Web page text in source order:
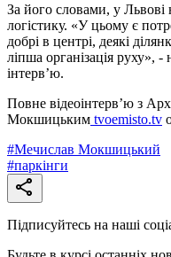
За його словами, у Львові
логістику. «У цьому є
добрі в центрі, деякі
ліпша організація
інтерв’ю.
Повне відеоінтерв’ю з
Мокшицьким tvoemisto.tv
#Мечислав Мокшицький
#паркінги
Підписуйтесь на наші